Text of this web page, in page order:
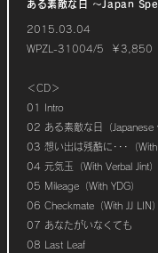
ある素敵な日 ～Japan
2015.03.04
WPZL-31004/5 ￥3,850（
＜CD＞
01 Intro
02 ある素敵な日（Japanese
03 想い出は残酷に･･･（
04 元気玉（With Verbal Jint）
05 Mileage（With YDG）
06 Checkmate（With JJ LIN）
07 あなたがいなくても
08 Last Leaf